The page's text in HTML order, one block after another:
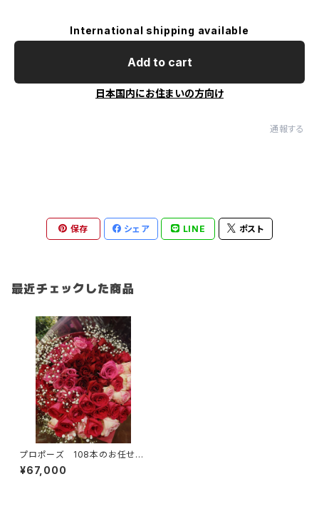
International shipping available
Add to cart
日本国内にお住まいの方向け
通報する
保存 シェア LINE ポスト
最近チェックした商品
プロポーズ 108本のお任せバ
ラとカスミソウ
¥67,000